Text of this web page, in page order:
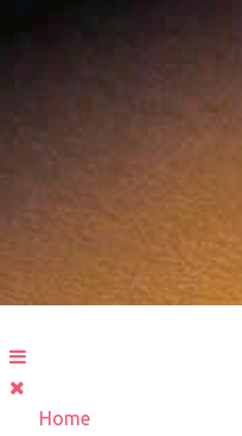
Home